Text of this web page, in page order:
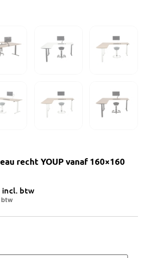
recht YOUP vanaf 160×160
incl. btw
btw